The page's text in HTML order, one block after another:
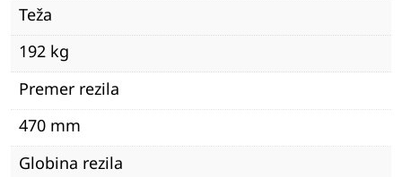
Teža
192 kg
Premer rezila
470 mm
Globina rezila